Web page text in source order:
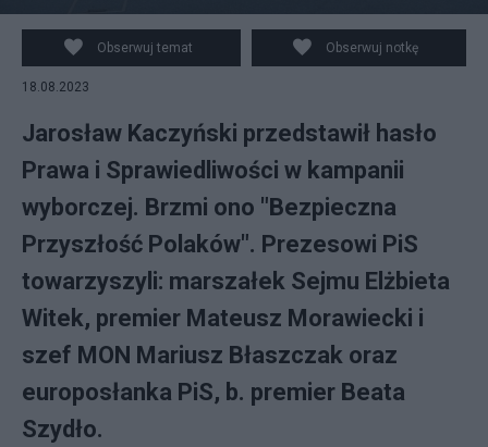
fot. Twitter/PiS
Obserwuj temat Obserwuj notkę
18.08.2023
Jarosław Kaczyński przedstawił hasło
Prawa i Sprawiedliwości w kampanii
wyborczej. Brzmi ono "Bezpieczna
Przyszłość Polaków". Prezesowi PiS
towarzyszyli: marszałek Sejmu Elżbieta
Witek, premier Mateusz Morawiecki i
szef MON Mariusz Błaszczak oraz
europosłanka PiS, b. premier Beata
Szydło.